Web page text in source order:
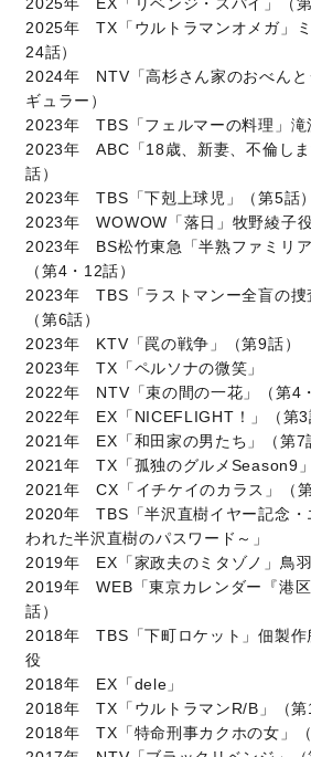
2025年 TX「ウルトラマンオメガ」ミ
24話）
2024年 NTV「高杉さん家のおべんと
ギュラー）
2023年 TBS「フェルマーの料理」滝
2023年 ABC「18歳、新妻、不倫し
話）
2023年 TBS「下剋上球児」（第5話）
2023年 WOWOW「落日」牧野綾子役
2023年 BS松竹東急「半熟ファミリ
（第4・12話）
2023年 TBS「ラストマンー全盲の捜
（第6話）
2023年 KTV「罠の戦争」（第9話）
2023年 TX「ペルソナの微笑」
2022年 NTV「束の間の一花」（第4
2022年 EX「NICEFLIGHT！」（第3
2021年 EX「和田家の男たち」（第7
2021年 TX「孤独のグルメSeason9」
2021年 CX「イチケイのカラス」（第
2020年 TBS「半沢直樹イヤー記念・
われた半沢直樹のパスワード～」
2019年 EX「家政夫のミタゾノ」鳥羽
2019年 WEB「東京カレンダー『港
話）
2018年 TBS「下町ロケット」佃製作
役
2018年 EX「dele」
2018年 TX「ウルトラマンR/B」（第
2018年 TX「特命刑事カクホの女」（